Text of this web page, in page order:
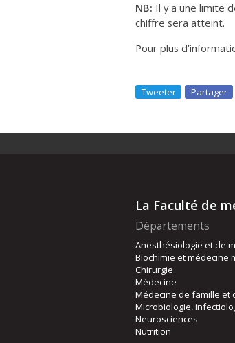
NB: Il y a une limite
chiffre sera atteint.
Pour plus
Tweeter Partager
La Faculté de
Départements
Anesthésiologie et de
Biochimie et médecine
Chirurgie
Médecine
Médecine de famille et
Microbiologie,
Neurosciences
Nutrition